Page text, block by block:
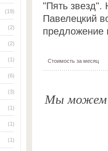
(19)
(2)
(2)
(1)
(6)
(3)
(1)
(1)
(1)
"Пять звезд".
Павелецкий
предложение
Стоимость за месяц
Мы можем